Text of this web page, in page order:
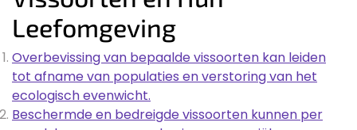
Leefomgeving
Overbevissing van bepaalde vissoorten kan leiden
tot afname van populaties en verstoring van het
ecologisch evenwicht.
Beschermde en bedreigde vissoorten kunnen per